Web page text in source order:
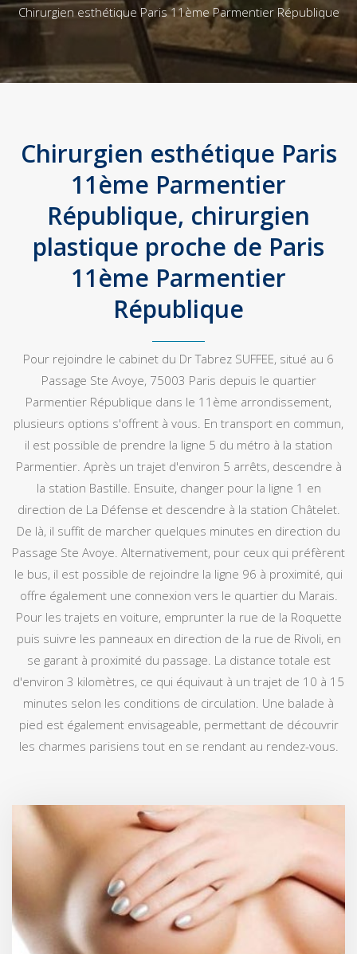
Chirurgien esthétique Paris 11ème Parmentier République
Chirurgien esthétique Paris
11ème Parmentier
République, chirurgien
plastique proche de Paris
11ème Parmentier
République
Pour rejoindre le cabinet du Dr Tabrez SUFFEE, situé au 6
Passage Ste Avoye, 75003 Paris depuis le quartier
Parmentier République dans le 11ème arrondissement,
plusieurs options s'offrent à vous. En transport en commun,
il est possible de prendre la ligne 5 du métro à la station
Parmentier. Après un trajet d'environ 5 arrêts, descendre à
la station Bastille. Ensuite, changer pour la ligne 1 en
direction de La Défense et descendre à la station Châtelet.
De là, il suffit de marcher quelques minutes en direction du
Passage Ste Avoye. Alternativement, pour ceux qui préfèrent
le bus, il est possible de rejoindre la ligne 96 à proximité, qui
offre également une connexion vers le quartier du Marais.
Pour les trajets en voiture, emprunter la rue de la Roquette
puis suivre les panneaux en direction de la rue de Rivoli, en
se garant à proximité du passage. La distance totale est
d'environ 3 kilomètres, ce qui équivaut à un trajet de 10 à 15
minutes selon les conditions de circulation. Une balade à
pied est également envisageable, permettant de découvrir
les charmes parisiens tout en se rendant au rendez-vous.